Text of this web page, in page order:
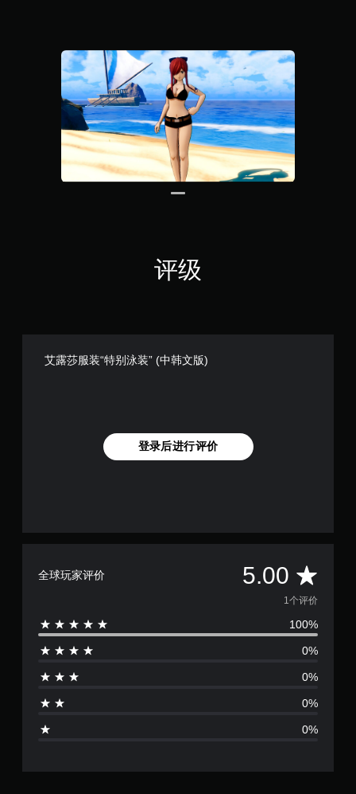
评级
艾露莎服装“特别泳装” (中韩文版)
登录后进行评价
全球玩家评价 5.00 平
均
评
价
颗
（
1个评价
100%
0%
0%
0%
0%